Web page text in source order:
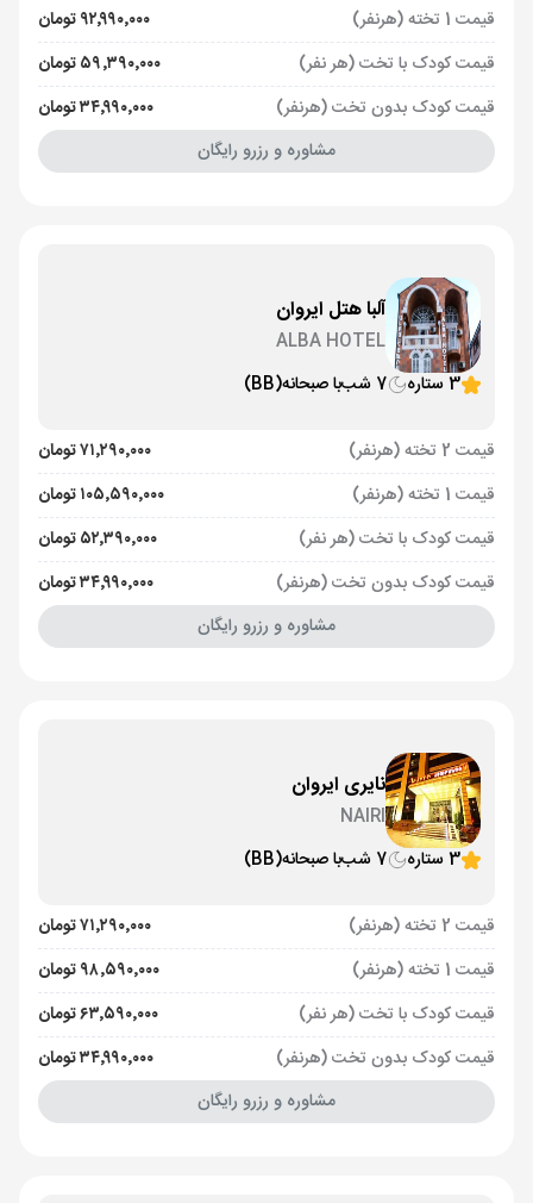
قیمت 1 تخته (هرنفر)
۹۲٬۹۹۰٬۰۰۰ تومان
قیمت کودک با تخت (هر نفر)
۵۹٬۳۹۰٬۰۰۰ تومان
قیمت کودک بدون تخت (هرنفر)
۳۴٬۹۹۰٬۰۰۰ تومان
مشاوره و رزرو رایگان
آلبا هتل ایروان
ALBA HOTEL
3 ستاره
7 شب با صبحانه(BB)
قیمت 2 تخته (هرنفر)
۷۱٬۲۹۰٬۰۰۰ تومان
قیمت 1 تخته (هرنفر)
۱۰۵٬۵۹۰٬۰۰۰ تومان
قیمت کودک با تخت (هر نفر)
۵۲٬۳۹۰٬۰۰۰ تومان
قیمت کودک بدون تخت (هرنفر)
۳۴٬۹۹۰٬۰۰۰ تومان
مشاوره و رزرو رایگان
نایری ایروان
NAIRI
3 ستاره
7 شب با صبحانه(BB)
قیمت 2 تخته (هرنفر)
۷۱٬۲۹۰٬۰۰۰ تومان
قیمت 1 تخته (هرنفر)
۹۸٬۵۹۰٬۰۰۰ تومان
قیمت کودک با تخت (هر نفر)
۶۳٬۵۹۰٬۰۰۰ تومان
قیمت کودک بدون تخت (هرنفر)
۳۴٬۹۹۰٬۰۰۰ تومان
مشاوره و رزرو رایگان